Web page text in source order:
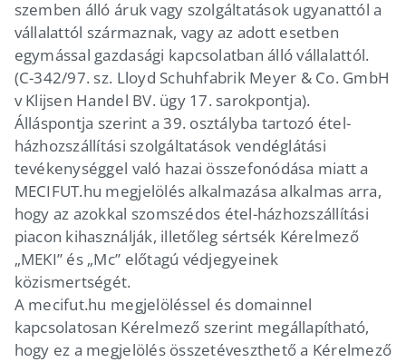
szemben álló áruk vagy szolgáltatások ugyanattól a
vállalattól származnak, vagy az adott esetben
egymással gazdasági kapcsolatban álló vállalattól.
(C-342/97. sz. Lloyd Schuhfabrik Meyer & Co. GmbH
v Klijsen Handel BV. ügy 17. sarokpontja).
Álláspontja szerint a 39. osztályba tartozó étel-
házhozszállítási szolgáltatások vendéglátási
tevékenységgel való hazai összefonódása miatt a
MECIFUT.hu megjelölés alkalmazása alkalmas arra,
hogy az azokkal szomszédos étel-házhozszállítási
piacon kihasználják, illetőleg sértsék Kérelmező
„MEKI” és „Mc” előtagú védjegyeinek
közismertségét.
A mecifut.hu megjelöléssel és domainnel
kapcsolatosan Kérelmező szerint megállapítható,
hogy ez a megjelölés összetéveszthető a Kérelmező